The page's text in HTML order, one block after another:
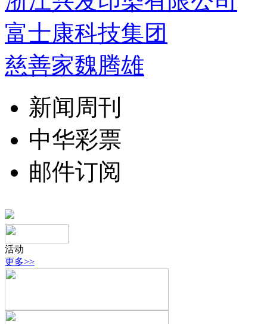
富士康科技集团
慈善家魏腾雄
新闻周刊
中华彩票
邮件订阅
活动
更多>>